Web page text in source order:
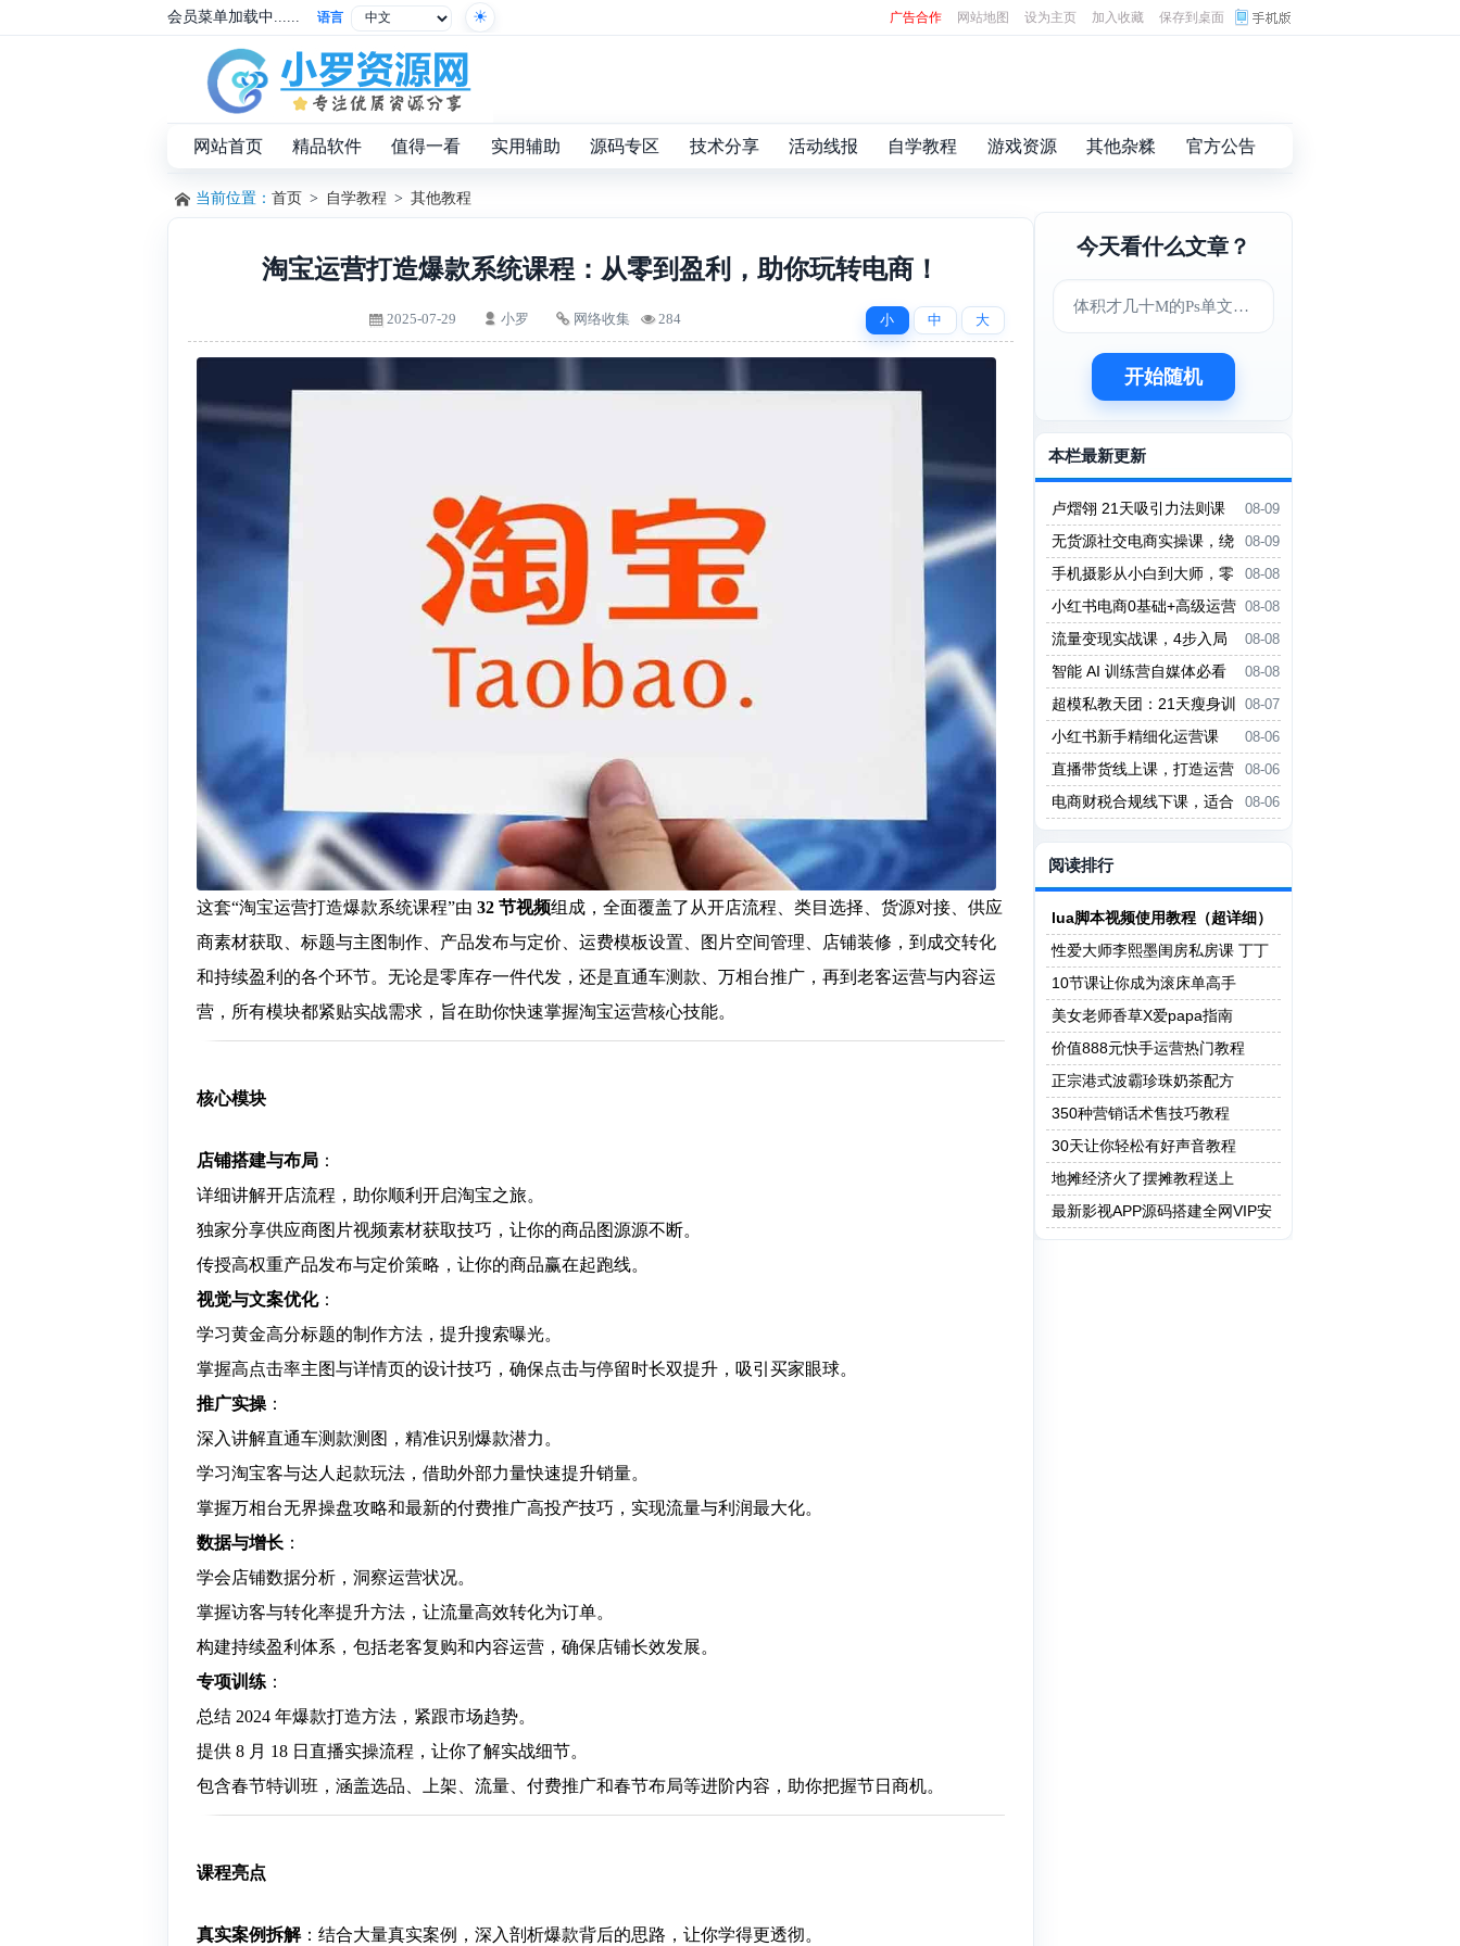
会员菜单加载中...... 语言 广告合作 网站地图 设为主页 加入收藏 保存到桌面
网站首页 精品软件 值得一看 实用辅助 源码专区 技术分享 活动线报 自学教程 游戏资源 其他杂糅 官方公告
当前位置： 首页 > 自学教程 > 其他教程
淘宝运营打造爆款系统课程：从零到盈利，助你玩转电商！
小 中 大
2025-07-29 小罗 网络收集 284
这套“淘宝运营打造爆款系统课程”由 32 节视频组成，全面覆盖了从开店流程、类目选择、货源对接、供应
商素材获取、标题与主图制作、产品发布与定价、运费模板设置、图片空间管理、店铺装修，到成交转化
和持续盈利的各个环节。无论是零库存一件代发，还是直通车测款、万相台推广，再到老客运营与内容运
营，所有模块都紧贴实战需求，旨在助你快速掌握淘宝运营核心技能。
核心模块
店铺搭建与布局 ：
详细讲解开店流程，助你顺利开启淘宝之旅。
独家分享供应商图片视频素材获取技巧，让你的商品图源源不断。
传授高权重产品发布与定价策略，让你的商品赢在起跑线。
视觉与文案优化：
学习黄金高分标题的制作方法，提升搜索曝光。
掌握高点击率主图与详情页的设计技巧，确保点击与停留时长双提升，吸引买家眼球。
推广实操 ：
深入讲解直通车测款测图，精准识别爆款潜力。
学习淘宝客与达人起款玩法，借助外部力量快速提升销量。
掌握万相台无界操盘攻略和最新的付费推广高投产技巧，实现流量与利润最大化。
数据与增长 ：
学会店铺数据分析，洞察运营状况。
掌握访客与转化率提升方法，让流量高效转化为订单。
构建持续盈利体系，包括老客复购和内容运营，确保店铺长效发展。
专项训练 ：
总结 2024 年爆款打造方法，紧跟市场趋势。
提供 8 月 18 日直播实操流程，让你了解实战细节。
包含春节特训班，涵盖选品、上架、流量、付费推广和春节布局等进阶内容，助你把握节日商机。
课程亮点
真实案例拆解：结合大量真实案例，深入剖析爆款背后的思路，让你学得更透彻。
今天看什么文章？
体积才几十M的Ps单文件版
开始随机
本栏最新更新
08-09
卢熠翎 21天吸引力法则课
程
08-09
无货源社交电商实操课，绕
开传统互联网电商模式，撒豆成
兵，实现跨平台交易
08-08
手机摄影从小白到大师，零
基础带你学习手机摄影，拍出朋友
圈点赞大片
08-08
小红书电商0基础+高级运营
课，新人小白必学方法，实操教学
+案例分析
08-08
流量变现实战课，4步入局
系统教学，实现时间价值10倍提
升
08-08
智能 AI 训练营自媒体必看
课程
08-07
超模私教天团：21天瘦身训
练营（完结）
08-06
小红书新手精细化运营课
程，每天抽空操作三小时，零基础
小白轻松上手
08-06
直播带货线上课，打造运营
型主播，起号、话术、运营，直播
带货全方案系统化学习
08-06
电商财税合规线下课，适合
老板+财务，教你规避涉税风险，
实现低成本合规经营
阅读排行
lua脚本视频使用教程（超详细）
性爱大师李熙墨闺房私房课 丁丁
保健操
10节课让你成为滚床单高手
美女老师香草X爱papa指南
价值888元快手运营热门教程
正宗港式波霸珍珠奶茶配方
350种营销话术售技巧教程
30天让你轻松有好声音教程
地摊经济火了摆摊教程送上
最新影视APP源码搭建全网VIP安
卓 Apicould非蓝鸟e4a 附成品app